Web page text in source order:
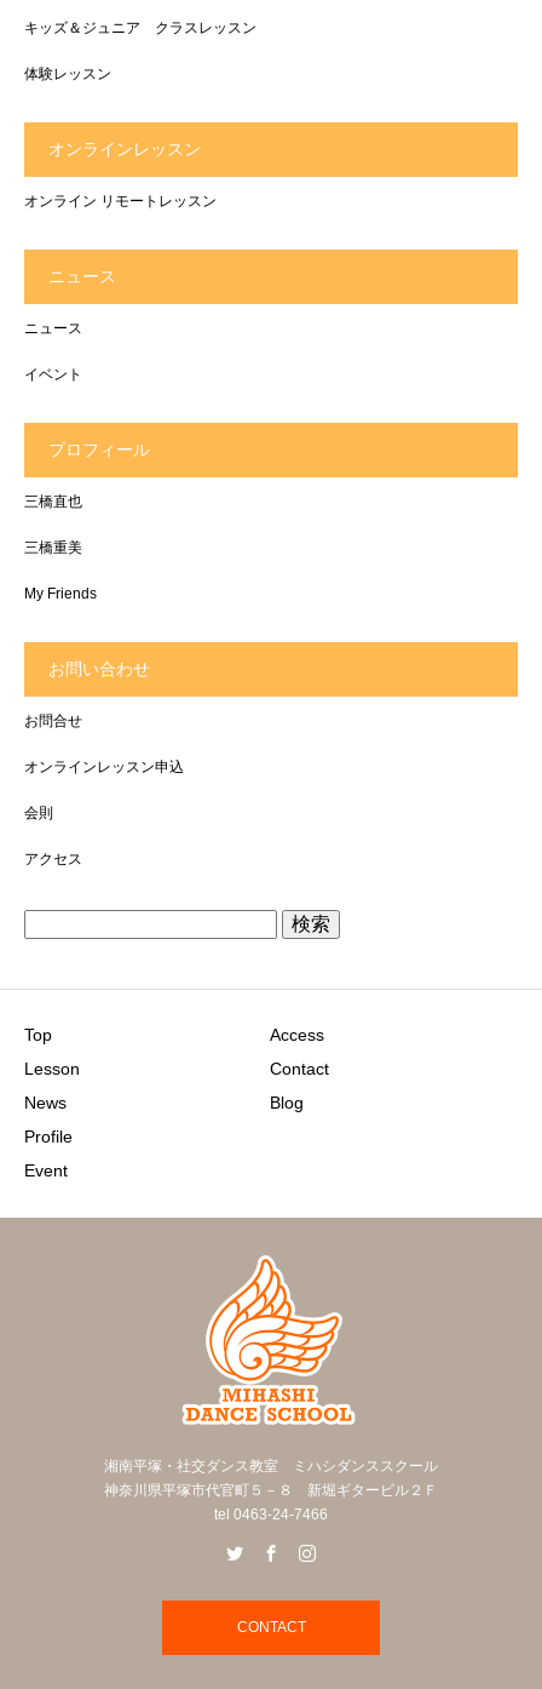
キッズ＆ジュニア クラスレッスン
体験レッスン
オンラインレッスン
オンライン リモートレッスン
ニュース
ニュース
イベント
プロフィール
三橋直也
三橋重美
My Friends
お問い合わせ
お問合せ
オンラインレッスン申込
会則
アクセス
Top
Lesson
News
Profile
Event
Access
Contact
Blog
湘南平塚・社交ダンス教室 ミハシダンススクール
神奈川県平塚市代官町５－８ 新堀ギタービル２Ｆ
tel 0463-24-7466
CONTACT